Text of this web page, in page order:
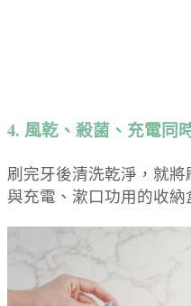
4. 風乾、殺菌、充電同
刷完牙後清洗乾淨，就
與充電、漱口功用的收納